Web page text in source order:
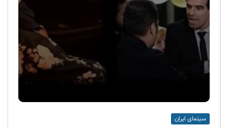
سینمای ایران